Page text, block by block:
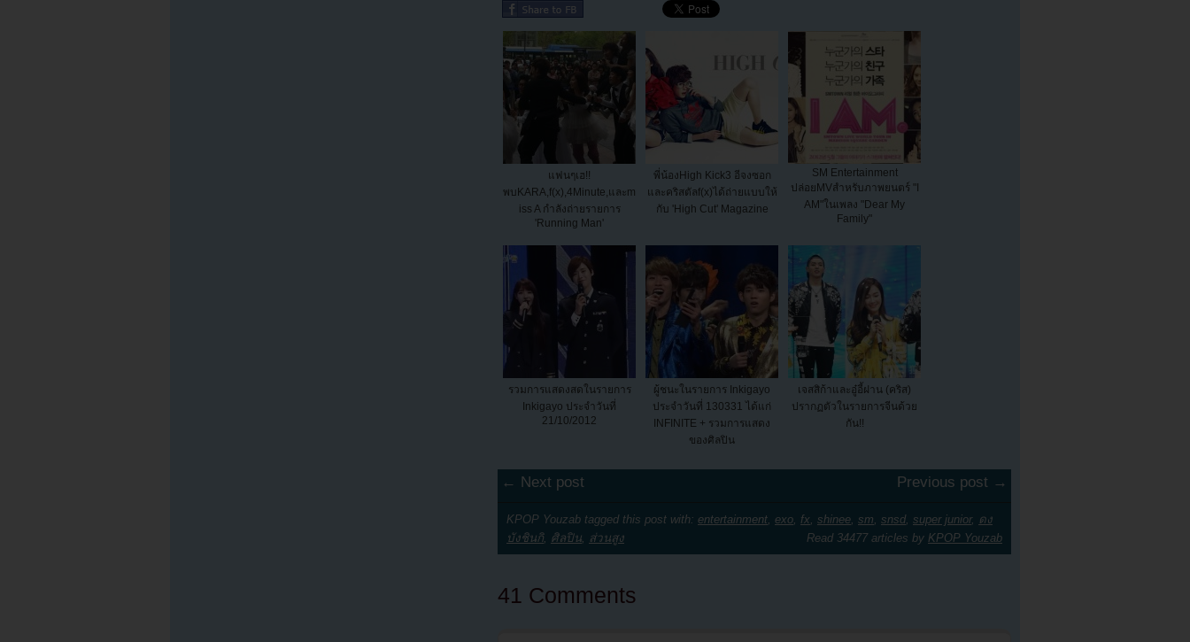
แฟนๆเฮ!!
พบKARA,f(x),4Minute,และm
iss A กำลังถ่ายรายการ
'Running Man'
พี่น้องHigh Kick3 อีจงซอก
และคริสตัลf(x)ได้ถ่ายแบบให้
กับ 'High Cut' Magazine
SM Entertainment
ปล่อยMVสำหรับภาพยนตร์ "I
AM"ในเพลง "Dear My
Family"
รวมการแสดงสดในรายการ
Inkigayo ประจำวันที่
21/10/2012
ผู้ชนะในรายการ Inkigayo
ประจำวันที่ 130331 ได้แก่
INFINITE + รวมการแสดง
ของศิลปิน
เจสสิก้าและอู๋อี้ฝาน (คริส)
ปรากฏตัวในรายการจีนด้วย
กัน!!
← Next post Previous post →
KPOP Youzab tagged this post with: entertainment, exo, fx, shinee, sm, snsd, super junior, ดง
บังชินกิ, ศิลปิน, ส่วนสูง Read 34477 articles by KPOP Youzab
41 Comments